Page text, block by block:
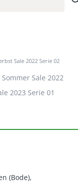
Sale 2022 Serie 02
Sommer Sale 2022
2023 Serie 01
(Bode),